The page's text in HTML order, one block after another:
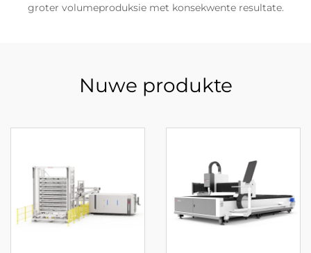
groter volumeproduksie met konsekwente resultate.
Nuwe produkte